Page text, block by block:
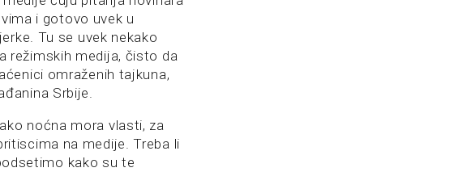
i gotovo uvek u
Tu se uvek nekako
režimskih medija, čisto da
omraženih tajkuna,
Srbije.
noćna mora vlasti, za
na medije. Treba li
kako su te